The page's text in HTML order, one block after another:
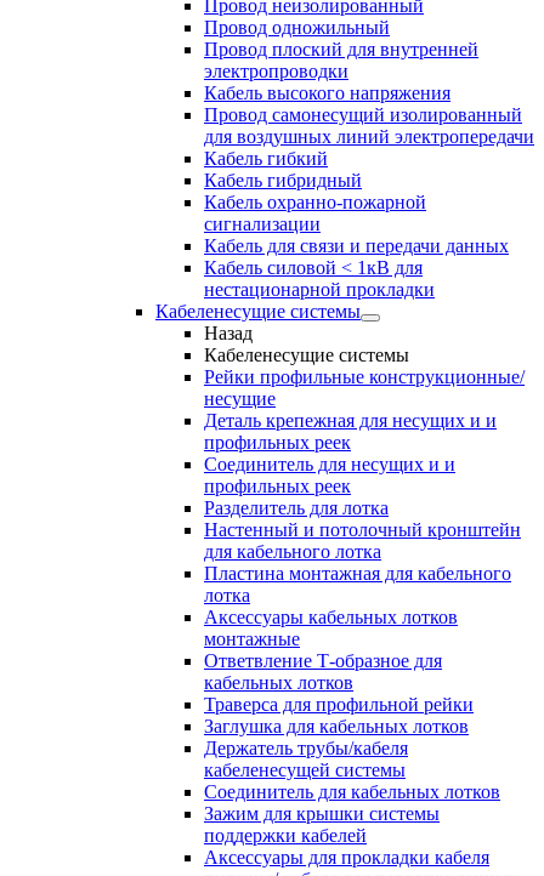
Провод неизолированный
Провод одножильный
Провод плоский для внутренней
электропроводки
Кабель высокого напряжения
Провод самонесущий изолированный
для воздушных линий электропередачи
Кабель гибкий
Кабель гибридный
Кабель охранно-пожарной
сигнализации
Кабель для связи и передачи данных
Кабель силовой < 1кВ для
нестационарной прокладки
Кабеленесущие системы
Назад
Кабеленесущие системы
Рейки профильные конструкционные/
несущие
Деталь крепежная для несущих и и
профильных реек
Соединитель для несущих и и
профильных реек
Разделитель для лотка
Настенный и потолочный кронштейн
для кабельного лотка
Пластина монтажная для кабельного
лотка
Аксессуары кабельных лотков
монтажные
Ответвление Т-образное для
кабельных лотков
Траверса для профильной рейки
Заглушка для кабельных лотков
Держатель трубы/кабеля
кабеленесущей системы
Соединитель для кабельных лотков
Зажим для крышки системы
поддержки кабелей
Аксессуары для прокладки кабеля